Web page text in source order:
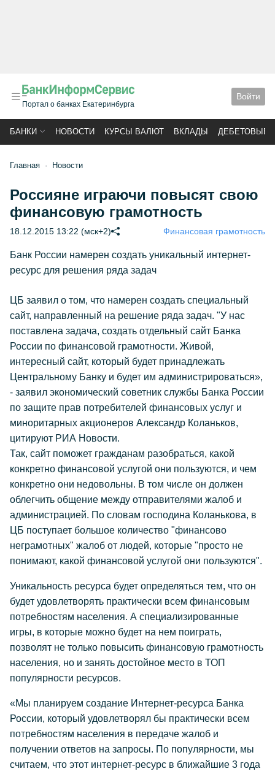
Портал о банках Екатеринбурга
Войти
БАНКИ НОВОСТИ КУРСЫ ВАЛЮТ ВКЛАДЫ ДЕБЕТОВЫЕ
Главная Новости
Россияне играючи повысят свою
финансовую грамотность
18.12.2015 13:22 (мск+2) Финансовая грамотность
Банк России намерен создать уникальный интернет-
ресурс для решения ряда задач
ЦБ заявил о том, что намерен создать специальный
сайт, направленный на решение ряда задач. "У нас
поставлена задача, создать отдельный сайт Банка
России по финансовой грамотности. Живой,
интересный сайт, который будет принадлежать
Центральному Банку и будет им администрироваться»,
- заявил экономический советник службы Банка России
по защите прав потребителей финансовых услуг и
миноритарных акционеров Александр Коланьков,
цитируют РИА Новости.
Так, сайт поможет гражданам разобраться, какой
конкретно финансовой услугой они пользуются, и чем
конкретно они недовольны. В том числе он должен
облегчить общение между отправителями жалоб и
администрацией. По словам господина Коланькова, в
ЦБ поступает большое количество "финансово
неграмотных" жалоб от людей, которые "просто не
понимают, какой финансовой услугой они пользуются".
Уникальность ресурса будет определяться тем, что он
будет удовлетворять практически всем финансовым
потребностям населения. А специализированные
игры, в которые можно будет на нем поиграть,
позволят не только повысить финансовую грамотность
населения, но и занять достойное место в ТОП
популярности ресурсов.
«Мы планируем создание Интернет-ресурса Банка
России, который удовлетворял бы практически всем
потребностям населения в передаче жалоб и
получении ответов на запросы. По популярности, мы
считаем, что этот интернет-ресурс в ближайшие 3 года